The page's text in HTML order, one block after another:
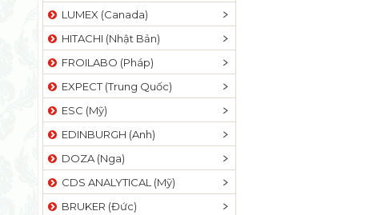
LUMEX (Canada)
HITACHI (Nhật Bản)
FROILABO (Pháp)
EXPECT (Trung Quốc)
ESC (Mỹ)
EDINBURGH (Anh)
DOZA (Nga)
CDS ANALYTICAL (Mỹ)
BRUKER (Đức)